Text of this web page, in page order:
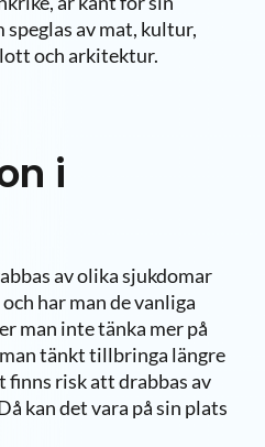
av mat, kultur,
och arkitektur.
i
av olika sjukdomar
har man de vanliga
man inte tänka mer på
tänkt tillbringa längre
finns risk att drabbas av
kan det vara på sin plats